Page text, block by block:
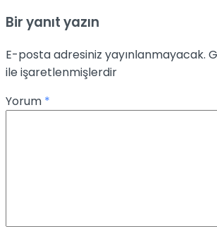
Bir yanıt yazın
E-posta adresiniz yayınlanmayacak.
ile işaretlenmişlerdir
Yorum *